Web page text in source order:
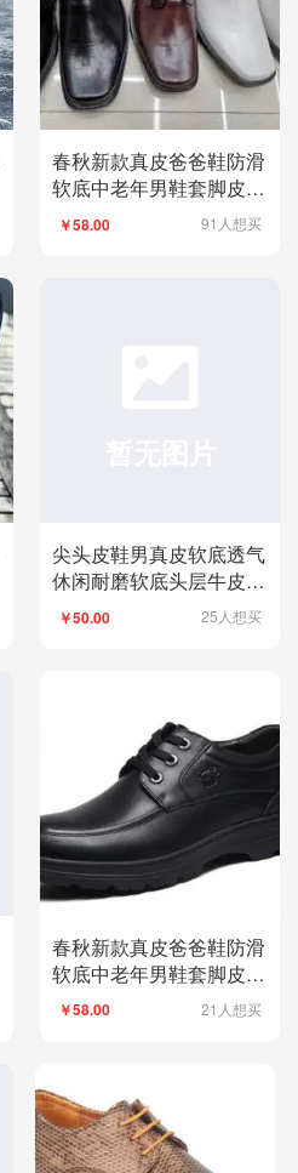
春秋新款真皮爸爸鞋防滑
软底中老年男鞋套脚皮鞋
舒适单鞋大码批发2020
￥58.00 91人想买
尖头皮鞋男真皮软底透气
休闲耐磨软底头层牛皮
2020新款厂家
￥50.00 25人想买
春秋新款真皮爸爸鞋防滑
软底中老年男鞋套脚皮鞋
舒适单鞋大码批发外贸
￥58.00 21人想买